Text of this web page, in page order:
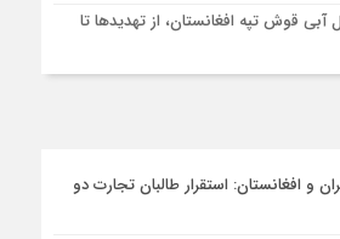
آبی قوش تپه افغانستان، از تهدیدها تا
و افغانستان: استقرار طالبان تجارت دو